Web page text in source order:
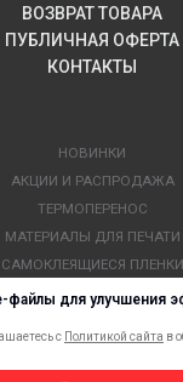
для улучшения
с Политикой сайта в
ВОЗВРАТ ТОВАРА
ПУБЛИЧНАЯ ОФЕРТА
КОНТАКТЫ
НОВИНКИ
АКЦИИ И РАСПРОДАЖА
ТЕРМОПЕРЕНОС
МАТЕРИАЛЫ ДЛЯ ПЕЧАТИ
САМОКЛЕЯЩИЕСЯ ПЛЕНКИ
ЛИСТОВЫЕ МАТЕРИАЛЫ
ОБОРУДОВАНИЕ
ФЛАГШТОКИ SKYPOLE